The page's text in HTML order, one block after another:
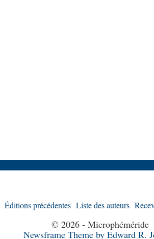
Éditions précédentes Liste des auteurs
© 2026 - Microphéméride
Newsframe Theme by Edward R.